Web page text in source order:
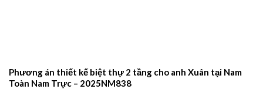
Phương án thiết kế biệt thự 2 tầng cho anh Xuân tại Nam
Toàn Nam Trực – 2025NM838